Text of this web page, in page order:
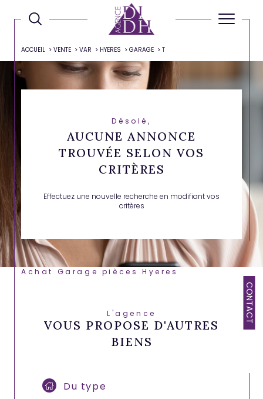
CONTACT
ACCUEIL VENTE VAR HYERES GARAGE T
Désolé,
AUCUNE ANNONCE
TROUVÉE SELON VOS
CRITÈRES
Effectuez une nouvelle recherche en modifiant vos
critères
Achat Garage pièces Hyeres
L'agence
VOUS PROPOSE D'AUTRES
BIENS
Du type